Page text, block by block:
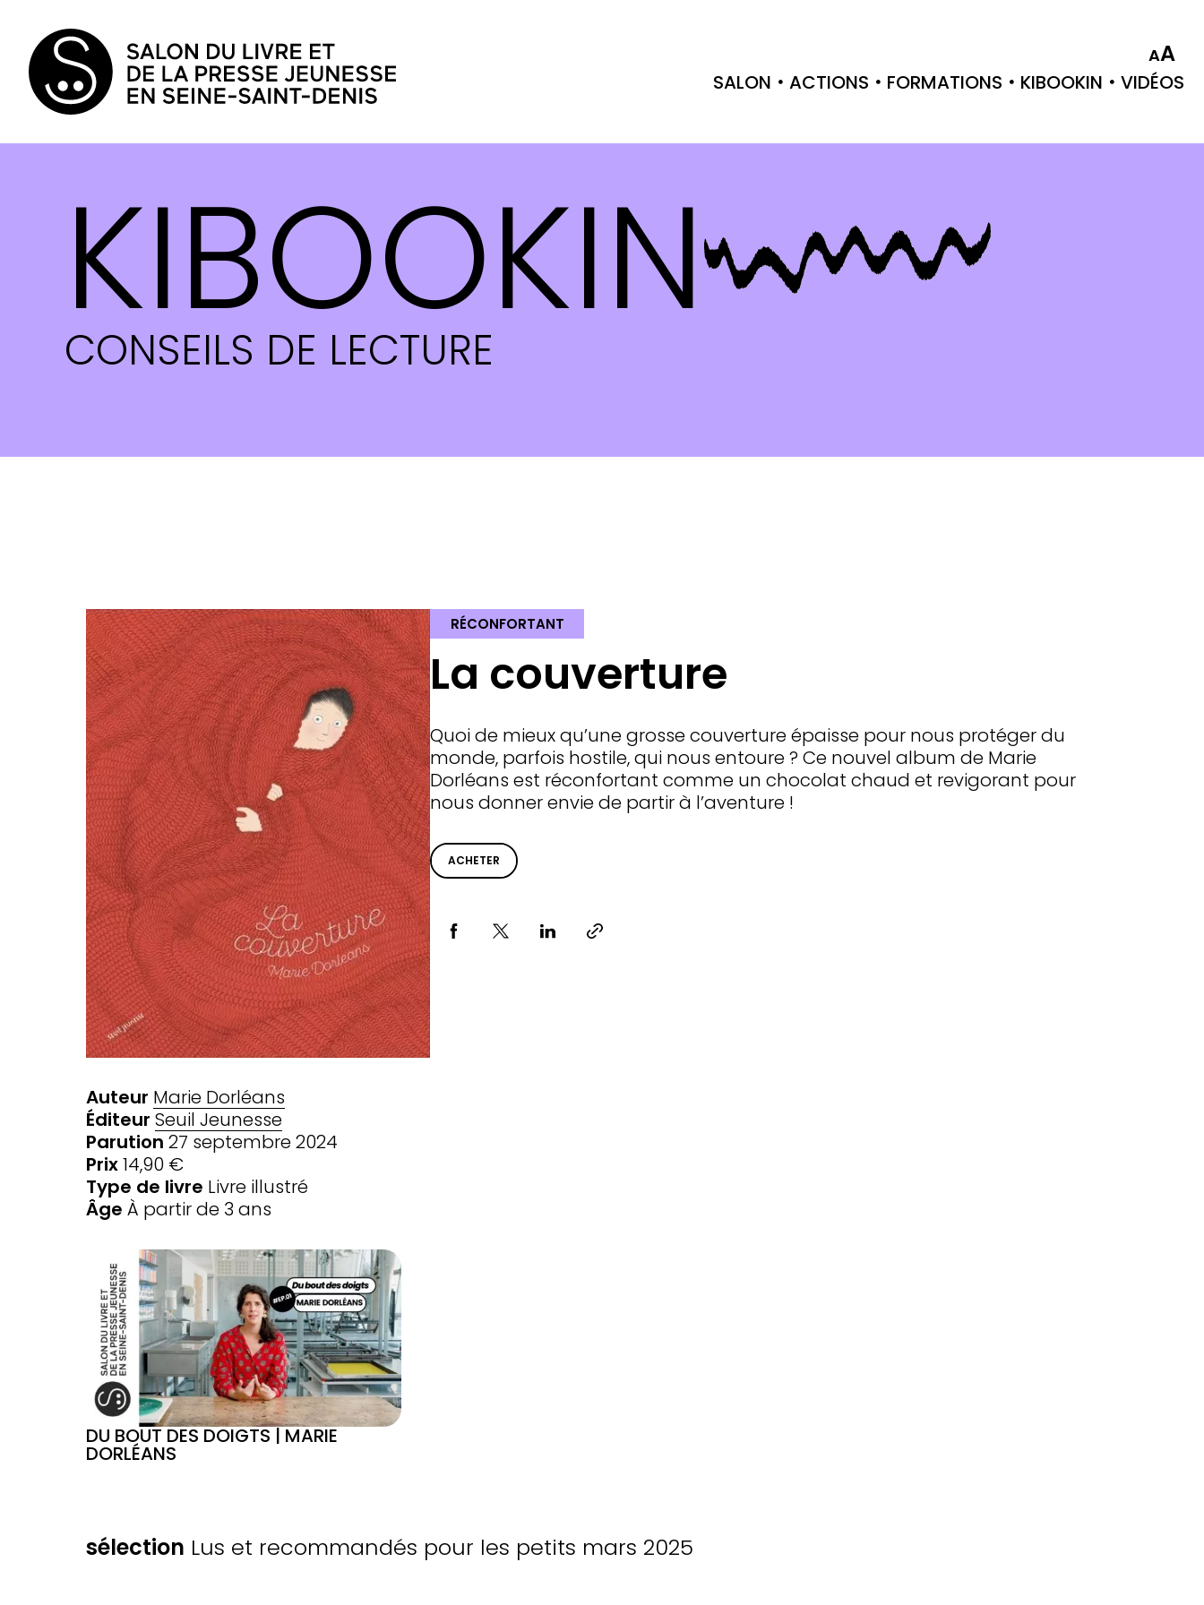
AA
SALON ACTIONS FORMATIONS KIBOOKIN VIDÉOS
KIBOOKIN
CONSEILS DE LECTURE
RÉCONFORTANT
La couverture
Quoi de mieux qu’une grosse couverture épaisse pour nous protéger du
monde, parfois hostile, qui nous entoure ? Ce nouvel album de Marie
Dorléans est réconfortant comme un chocolat chaud et revigorant pour
nous donner envie de partir à l’aventure !
ACHETER
Partager via
Auteur Marie Dorléans
Éditeur Seuil Jeunesse
Parution 27 septembre 2024
Prix14,90 €
Type de livre Livre illustré
Âge À partir de 3 ans
DU BOUT DES DOIGTS | MARIE
DORLÉANS
SÉLECTIONS
sélection Lus et recommandés pour les petits mars 2025